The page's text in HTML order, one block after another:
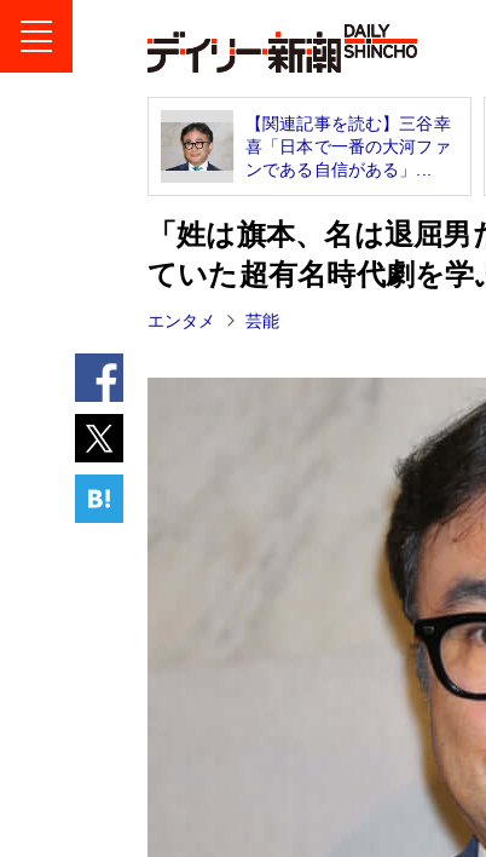
【関連記事を読む】三谷幸
喜「日本で一番の大河ファ
ンである自信がある」...
「姓は旗本、名は退屈
ていた超有名時代劇を学
エンタメ 芸能